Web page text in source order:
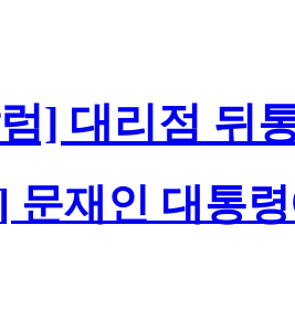
] 대리점 뒤
문재인 대통